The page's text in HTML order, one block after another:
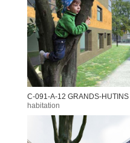
C-091-A-12 GRANDS-HUTINS
habitation